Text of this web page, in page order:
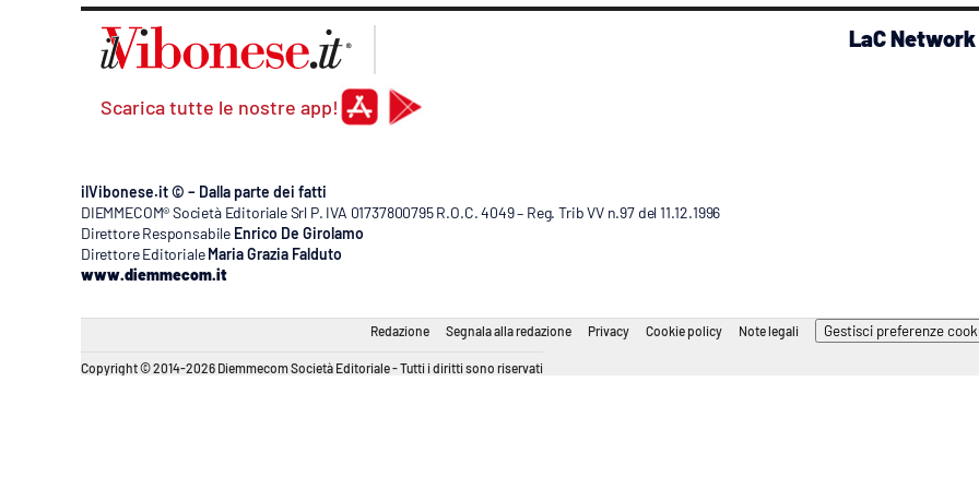
Scarica tutte le nostre app!
LaC Network
ilVibonese.it © – Dalla parte dei fatti
DIEMMECOM® Società Editoriale Srl P. IVA 01737800795 R.O.C. 4049 – Reg. Trib VV n.97 del 11.12.1996
Direttore Responsabile Enrico De Girolamo
Direttore Editoriale Maria Grazia Falduto
www.diemmecom.it
Redazione Segnala alla redazione Privacy Cookie policy Note legali Gestisci preferenze
Copyright © 2014-2026 Diemmecom Società Editoriale - Tutti i diritti sono riservati